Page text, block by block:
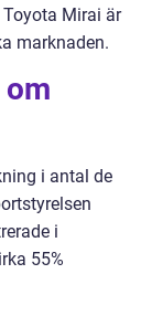
Mirai är
marknaden.
i antal de
i
55%